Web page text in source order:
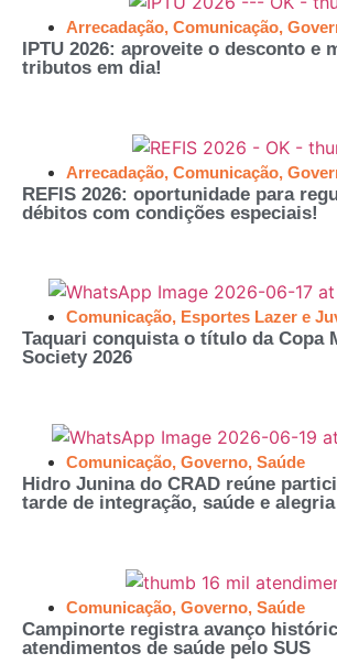
Arrecadação, Comunicação,
IPTU 2026: aproveite o desconto e
tributos em dia!
Arrecadação, Comunicação,
REFIS 2026: oportunidade para
débitos com condições especiais!
Comunicação, Esportes Lazer e
Taquari conquista o título da Copa
Society 2026
Comunicação, Governo, Saúde
Hidro Junina do CRAD reúne
tarde de integração, saúde e alegria
Comunicação, Governo, Saúde
Campinorte registra avanço
atendimentos de saúde pelo SUS